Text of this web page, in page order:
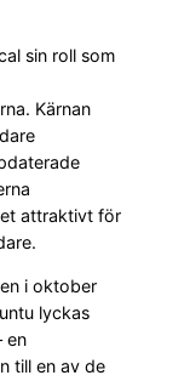
sin roll som
Kärnan
attraktivt för
i oktober
lyckas
en
till en av de